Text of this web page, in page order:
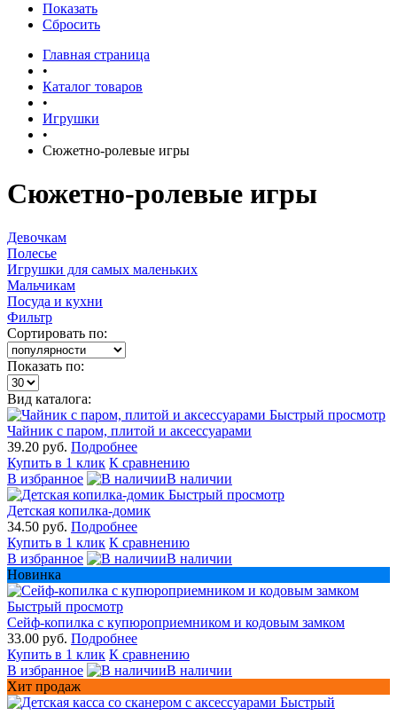
Показать
Сбросить
Главная страница
•
Каталог товаров
•
Игрушки
•
Сюжетно-ролевые игры
Сюжетно-ролевые игры
Девочкам
Полесье
Игрушки для самых маленьких
Мальчикам
Посуда и кухни
Фильтр
Сортировать по:
Показать по:
Вид каталога:
Быстрый просмотр
Чайник с паром, плитой и аксессуарами
39.20 руб. Подробнее
Купить в 1 клик К сравнению
В избранное
В наличии
Быстрый просмотр
Детская копилка-домик
34.50 руб. Подробнее
Купить в 1 клик К сравнению
В избранное
В наличии
Новинка
Быстрый просмотр
Сейф-копилка с купюроприемником и кодовым замком
33.00 руб. Подробнее
Купить в 1 клик К сравнению
В избранное
В наличии
Хит продаж
Быстрый